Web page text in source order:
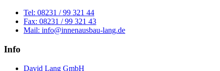
Tel: 08231 / 99 321 44
Fax: 08231 / 99 321 43
Mail: info@innenausbau-lang.de
Info
David Lang GmbH